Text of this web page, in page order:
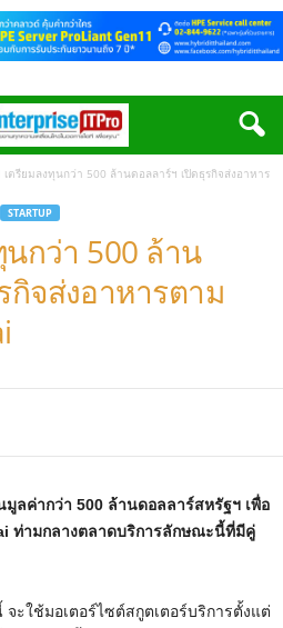
เตรียมลงทุนกว่า 500 ล้านดอลลาร์ฯ เปิดธุรกิจส่งอาหาร
STARTUP
กว่า 500 ล้าน
กิจส่งอาหารตาม
มูลค่ากว่า 500 ล้านดอลลาร์สหรัฐฯ เพื่อ
ท่ามกลางตลาดบริการลักษณะนี้ที่มีคู่
ะใช้มอเตอร์ไซต์สกูตเตอร์บริการตั้งแต่